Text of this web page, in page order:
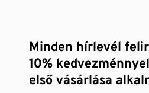
Minden hírlevél
10%
első vásárlása